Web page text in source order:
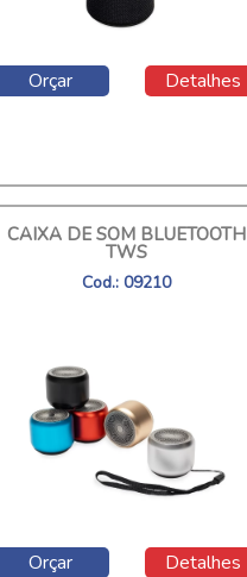
Orçar Detalhes
CAIXA DE SOM BLUETOOTH
TWS
Cod.: 09210
Orçar Detalhes